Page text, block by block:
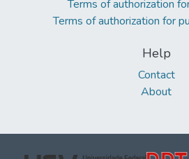
Terms of authorization
Terms of authorization for
Help
Contact
About